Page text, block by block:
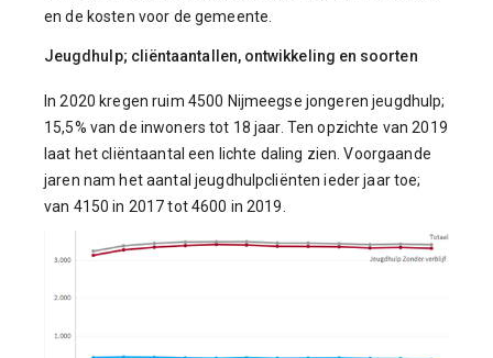
en de kosten voor de gemeente.
Jeugdhulp; cliëntaantallen, ontwikkeling en soorten
In 2020 kregen ruim 4500 Nijmeegse jongeren jeugdhulp;
15,5% van de inwoners tot 18 jaar. Ten opzichte van 2019
laat het cliëntaantal een lichte daling zien. Voorgaande
jaren nam het aantal jeugdhulpcliënten ieder jaar toe;
van 4150 in 2017 tot 4600 in 2019.